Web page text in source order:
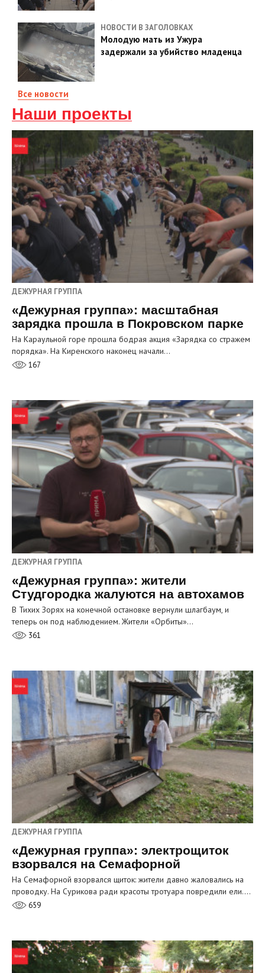
НОВОСТИ В ЗАГОЛОВКАХ
Молодую мать из Ужура
задержали за убийство младенца
Все новости
Наши проекты
ДЕЖУРНАЯ ГРУППА
«Дежурная группа»: масштабная
зарядка прошла в Покровском парке
На Караульной горе прошла бодрая акция «Зарядка со стражем
порядка». На Киренского наконец начали…
167
ДЕЖУРНАЯ ГРУППА
«Дежурная группа»: жители
Студгородка жалуются на автохамов
В Тихих Зорях на конечной остановке вернули шлагбаум, и
теперь он под наблюдением. Жители «Орбиты»…
361
ДЕЖУРНАЯ ГРУППА
«Дежурная группа»: электрощиток
взорвался на Семафорной
На Семафорной взорвался щиток: жители давно жаловались на
проводку. На Сурикова ради красоты тротуара повредили ели.…
659